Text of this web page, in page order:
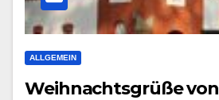
ALLGEMEIN
Weihnachtsgrüße von